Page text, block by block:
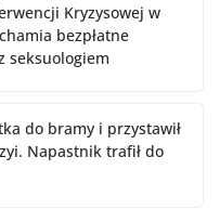
Kryzysowej w
bezpłatne
seksuologiem
do bramy i przystawił
Napastnik trafił do